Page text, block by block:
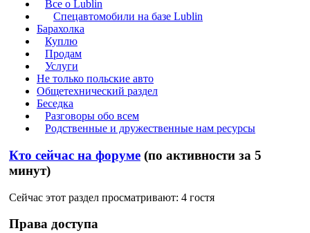
Все о Lublin
Спецавтомобили на базе Lublin
Барахолка
Куплю
Продам
Услуги
Не только польские авто
Общетехнический раздел
Беседка
Разговоры обо всем
Родственные и дружественные нам ресурсы
Кто сейчас на форуме (по активности за 5
минут)
Сейчас этот раздел просматривают: 4 гостя
Права доступа